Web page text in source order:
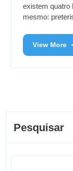
existem quatro
mesmo:
View More
Pesquisar